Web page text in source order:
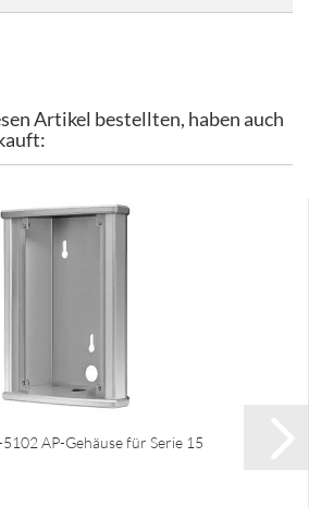
Artikel bestellten, haben auch
AP-Gehäuse für Serie 15